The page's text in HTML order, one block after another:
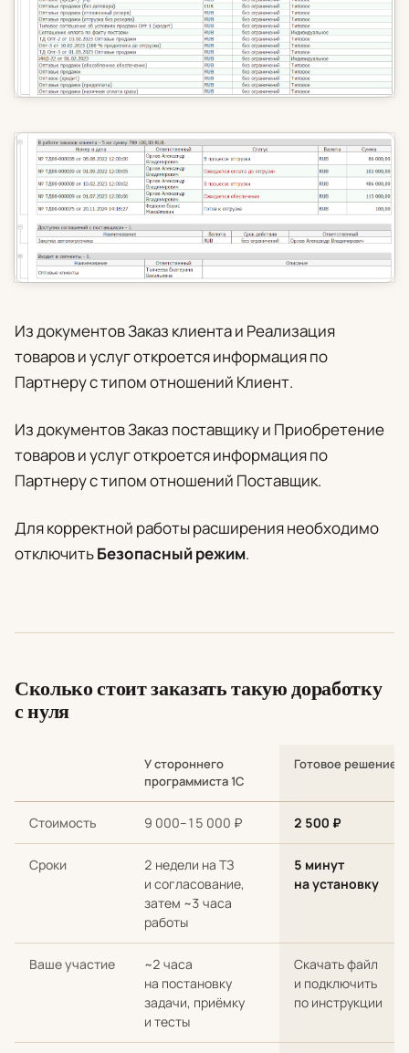
Из документов Заказ клиента и Реализация
товаров и услуг откроется информация по
Партнеру с типом отношений Клиент.
Из документов Заказ поставщику и Приобретение
товаров и услуг откроется информация по
Партнеру с типом отношений Поставщик.
Для корректной работы расширения необходимо
отключитьБезопасный режим.
Сколько стоит заказать такую доработку
с нуля
У стороннего
программиста 1С
Готовое решение
Стоимость 9 000–15 000 ₽ 2 500 ₽
Сроки
2 недели на ТЗ
и согласование,
затем ~3 часа
работы
5 минут
на установку
Ваше участие
~2 часа
на постановку
задачи, приёмку
и тесты
Скачать файл
и подключить
по инструкции